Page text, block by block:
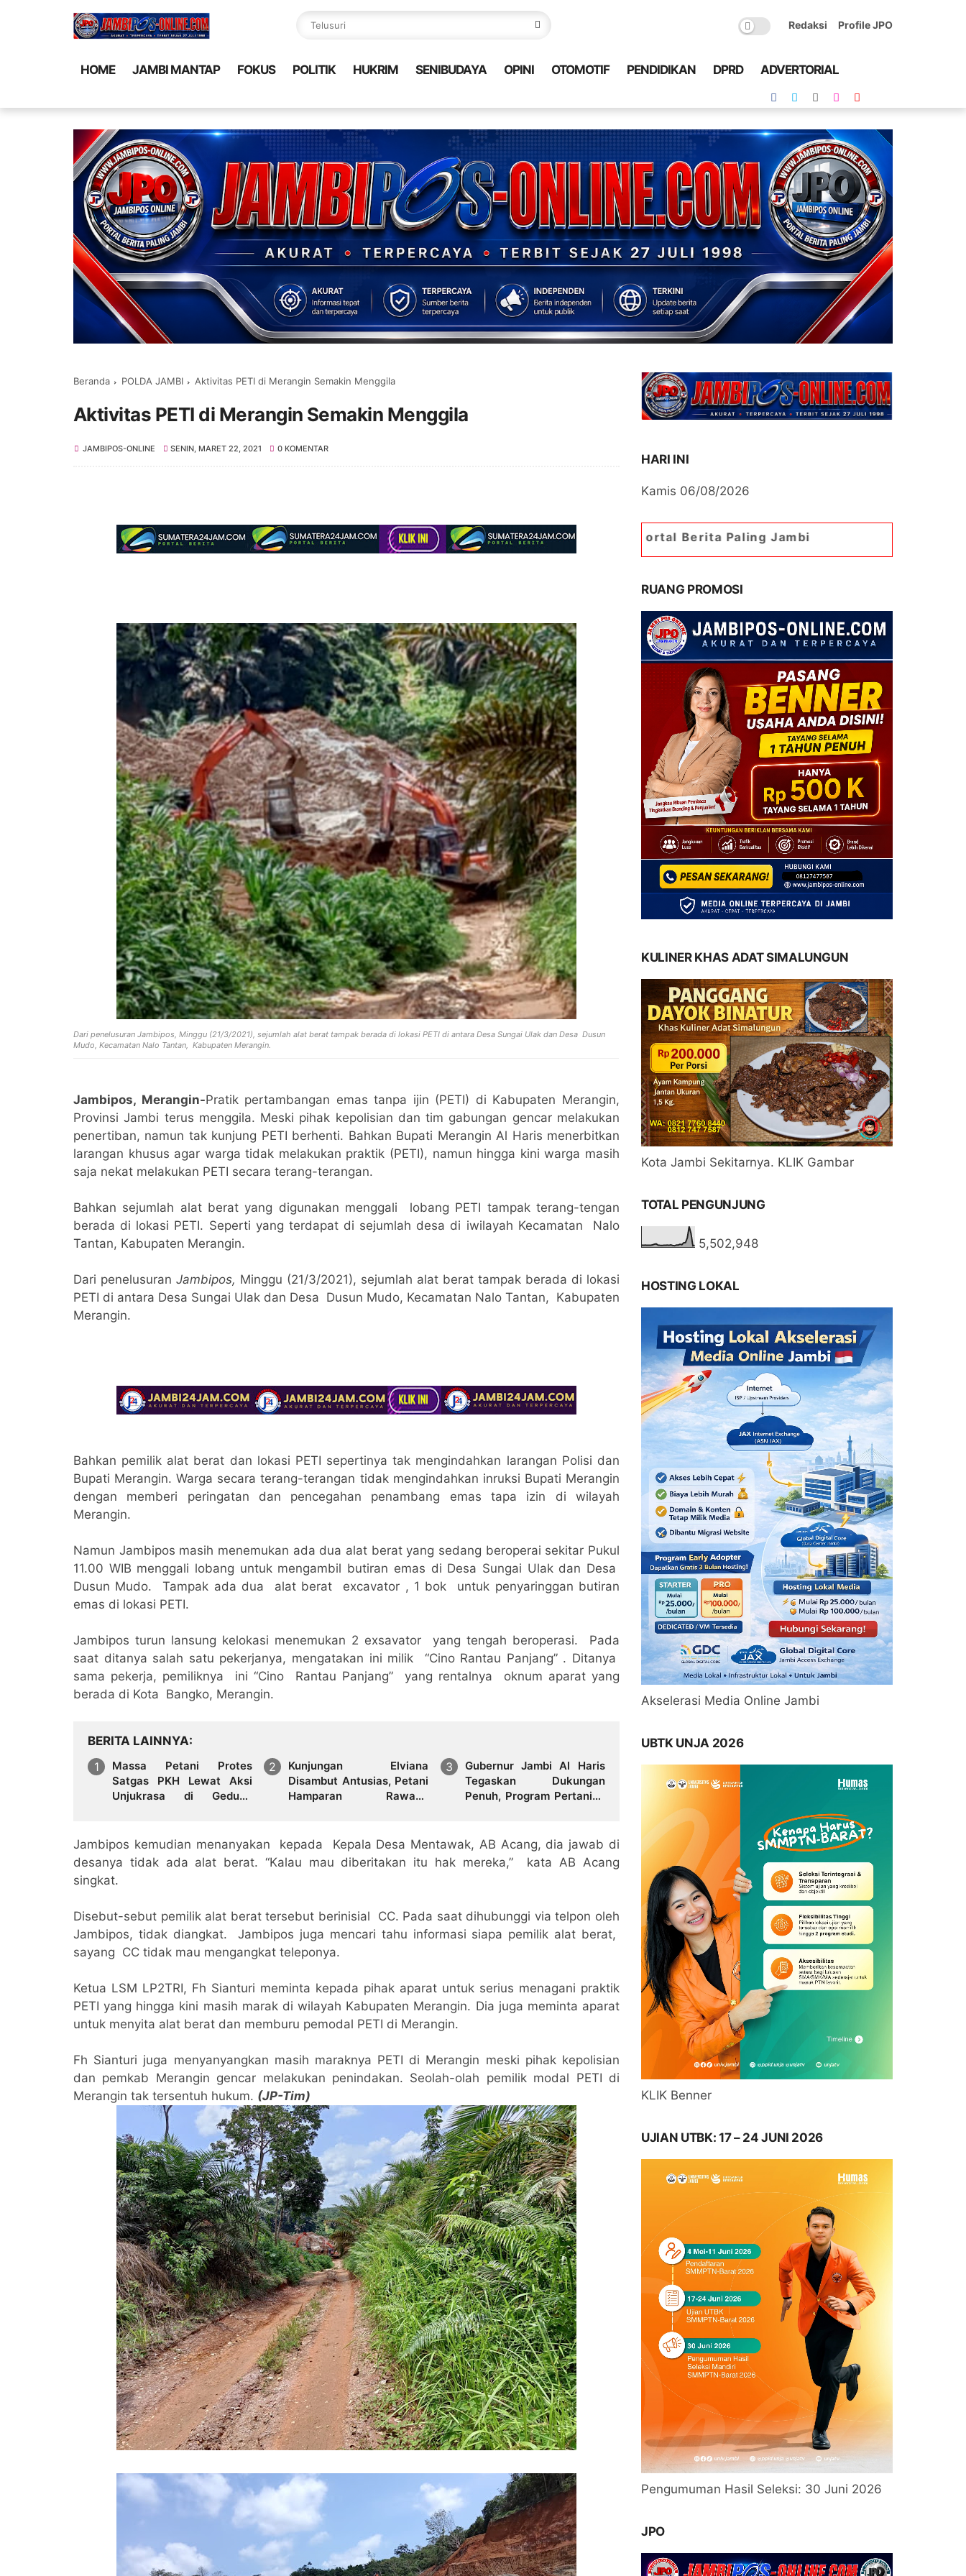
Redaksi Profile JPO
HOME JAMBI MANTAP FOKUS POLITIK HUKRIM SENIBUDAYA OPINI OTOMOTIF PENDIDIKAN DPRD ADVERTORIAL
Beranda POLDA JAMBI Aktivitas PETI di Merangin Semakin Menggila
Aktivitas PETI di Merangin Semakin Menggila
JAMBIPOS-ONLINE SENIN, MARET 22, 2021 0 KOMENTAR
Dari penelusuran Jambipos, Minggu (21/3/2021), sejumlah alat berat tampak berada di lokasi PETI di antara Desa Sungai Ulak dan Desa Dusun
Mudo, Kecamatan Nalo Tantan, Kabupaten Merangin.
Jambipos, Merangin-Pratik pertambangan emas tanpa ijin (PETI) di Kabupaten Merangin,
Provinsi Jambi terus menggila. Meski pihak kepolisian dan tim gabungan gencar melakukan
penertiban, namun tak kunjung PETI berhenti. Bahkan Bupati Merangin Al Haris menerbitkan
larangan khusus agar warga tidak melakukan praktik (PETI), namun hingga kini warga masih
saja nekat melakukan PETI secara terang-terangan.
Bahkan sejumlah alat berat yang digunakan menggali lobang PETI tampak terang-tengan
berada di lokasi PETI. Seperti yang terdapat di sejumlah desa di iwilayah Kecamatan Nalo
Tantan, Kabupaten Merangin.
Dari penelusuran Jambipos, Minggu (21/3/2021), sejumlah alat berat tampak berada di lokasi
PETI di antara Desa Sungai Ulak dan Desa Dusun Mudo, Kecamatan Nalo Tantan, Kabupaten
Merangin.
Bahkan pemilik alat berat dan lokasi PETI sepertinya tak mengindahkan larangan Polisi dan
Bupati Merangin. Warga secara terang-terangan tidak mengindahkan inruksi Bupati Merangin
dengan memberi peringatan dan pencegahan penambang emas tapa izin di wilayah
Merangin.
Namun Jambipos masih menemukan ada dua alat berat yang sedang beroperai sekitar Pukul
11.00 WIB menggali lobang untuk mengambil butiran emas di Desa Sungai Ulak dan Desa
Dusun Mudo. Tampak ada dua alat berat excavator , 1 bok untuk penyaringgan butiran
emas di lokasi PETI.
Jambipos turun lansung kelokasi menemukan 2 exsavator yang tengah beroperasi. Pada
saat ditanya salah satu pekerjanya, mengatakan ini milik “Cino Rantau Panjang” . Ditanya
sama pekerja, pemiliknya ini “Cino Rantau Panjang” yang rentalnya oknum aparat yang
berada di Kota Bangko, Merangin.
BERITA LAINNYA
Massa Petani Protes
Satgas PKH Lewat Aksi
Unjukrasa di Gedung
Kunjungan Elviana
Disambut Antusias, Petani
Hamparan Rawang
Gubernur Jambi Al Haris
Tegaskan Dukungan
Penuh, Program Pertanian
Jambipos kemudian menanyakan kepada Kepala Desa Mentawak, AB Acang, dia jawab di
desanya tidak ada alat berat. “Kalau mau diberitakan itu hak mereka,” kata AB Acang
singkat.
Disebut-sebut pemilik alat berat tersebut berinisial CC. Pada saat dihubunggi via telpon oleh
Jambipos, tidak diangkat. Jambipos juga mencari tahu informasi siapa pemilik alat berat,
sayang CC tidak mau mengangkat teleponya.
Ketua LSM LP2TRI, Fh Sianturi meminta kepada pihak aparat untuk serius menagani praktik
PETI yang hingga kini masih marak di wilayah Kabupaten Merangin. Dia juga meminta aparat
untuk menyita alat berat dan memburu pemodal PETI di Merangin.
Fh Sianturi juga menyanyangkan masih maraknya PETI di Merangin meski pihak kepolisian
dan pemkab Merangin gencar melakukan penindakan. Seolah-olah pemilik modal PETI di
Merangin tak tersentuh hukum. (JP-Tim)
HARI INI
Kamis 06/08/2026
Selamat Datang di Portal Berita Jambipos Online. Portal Berita Paling Jambi
RUANG PROMOSI
KULINER KHAS ADAT SIMALUNGUN
Kota Jambi Sekitarnya. KLIK Gambar
TOTAL PENGUNJUNG
5,502,948
HOSTING LOKAL
Akselerasi Media Online Jambi
UBTK UNJA 2026
KLIK Benner
UJIAN UTBK: 17 – 24 JUNI 2026
Pengumuman Hasil Seleksi: 30 Juni 2026
JPO